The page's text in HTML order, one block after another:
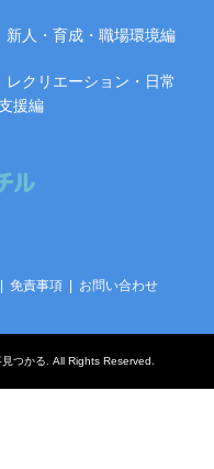
新人・育成・職場環境編
レクリエーション・日常
援編
免責事項 お問い合わせ
つかる . All Rights Reserved.